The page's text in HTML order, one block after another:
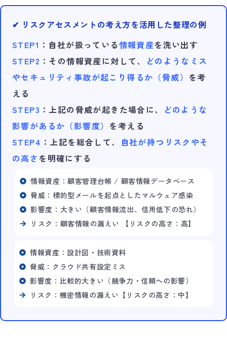
✔ リスクアセスメントの考え方を活用した整理の例
STEP1 ：自社が扱っている情報資産を洗い出す
STEP2 ：その情報資産に対して、
どのようなミス
やセキュリティ事故が起こり得るか（脅威） を考
える
STEP3 ：上記の脅威が起きた場合に、
どのような
影響があるか（影響度） を考える
STEP4 ：上記を総合して、
自社が持つリスクやそ
の高さ を明確にする
情報資産：顧客管理台帳 / 顧客情報データベース
脅威：標的型メールを起点としたマルウェア感染
影響度：大きい（顧客情報流出、信用低下の恐れ）
リスク：顧客情報の漏えい 【リスクの高さ：高】
情報資産：設計図・技術資料
脅威：クラウド共有設定ミス
影響度：比較的大きい（競争力・信頼への影響）
リスク：機密情報の漏えい【リスクの高さ：中】